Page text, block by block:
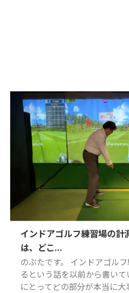
インドアゴルフ練習場の計
は、どこ...
のぶたです。 インドアゴル
るという話を以前から書い
にとってどの部分が本当に大